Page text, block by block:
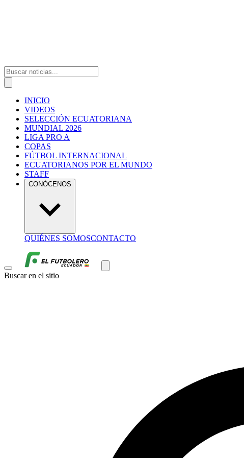
INICIO
VIDEOS
SELECCIÓN ECUATORIANA
MUNDIAL 2026
LIGA PRO A
COPAS
FÚTBOL INTERNACIONAL
ECUATORIANOS POR EL MUNDO
STAFF
CONÓCENOS
QUIÉNES SOMOSCONTACTO
Buscar en el sitio